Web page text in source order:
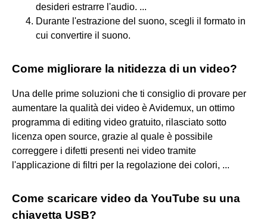
desideri estrarre l'audio. ...
Durante l'estrazione del suono, scegli il formato in
cui convertire il suono.
Come migliorare la nitidezza di un video?
Una delle prime soluzioni che ti consiglio di provare per
aumentare la qualità dei video è Avidemux, un ottimo
programma di editing video gratuito, rilasciato sotto
licenza open source, grazie al quale è possibile
correggere i difetti presenti nei video tramite
l'applicazione di filtri per la regolazione dei colori, ...
Come scaricare video da YouTube su una
chiavetta USB?